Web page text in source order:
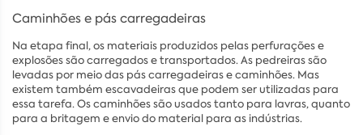
Caminhões e pás carregadeiras
Na etapa final, os materiais produzidos pelas perfurações e
explosões são carregados e transportados. As pedreiras são
levadas por meio das pás carregadeiras e caminhões. Mas
existem também escavadeiras que podem ser utilizadas para
essa tarefa. Os caminhões são usados tanto para lavras, quanto
para a britagem e envio do material para as indústrias.